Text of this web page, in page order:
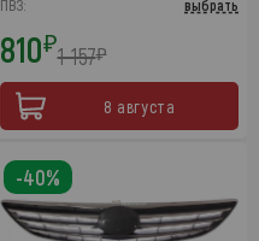
ПВЗ:
выбрать
810₽1 157₽
8 августа
-40%